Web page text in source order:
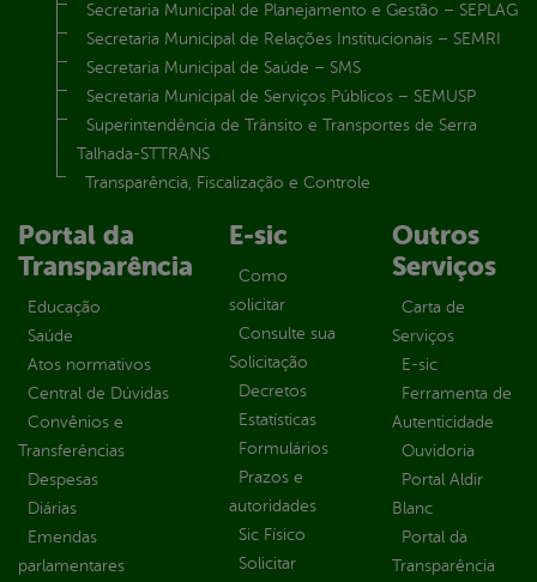
Secretaria Municipal de Planejamento e Gestão – SEPLAG
Secretaria Municipal de Relações Institucionais – SEMRI
Secretaria Municipal de Saúde – SMS
Secretaria Municipal de Serviços Públicos – SEMUSP
Superintendência de Trânsito e Transportes de Serra
Talhada-STTRANS
Transparência, Fiscalização e Controle
Portal da
Transparência
Educação
Saúde
Atos normativos
Central de Dúvidas
Convênios e
Transferências
Despesas
Diárias
Emendas
parlamentares
E-sic
Como
solicitar
Consulte sua
Solicitação
Decretos
Estatísticas
Formulários
Prazos e
autoridades
Sic Físico
Solicitar
Outros
Serviços
Carta de
Serviços
E-sic
Ferramenta de
Autenticidade
Ouvidoria
Portal Aldir
Blanc
Portal da
Transparência